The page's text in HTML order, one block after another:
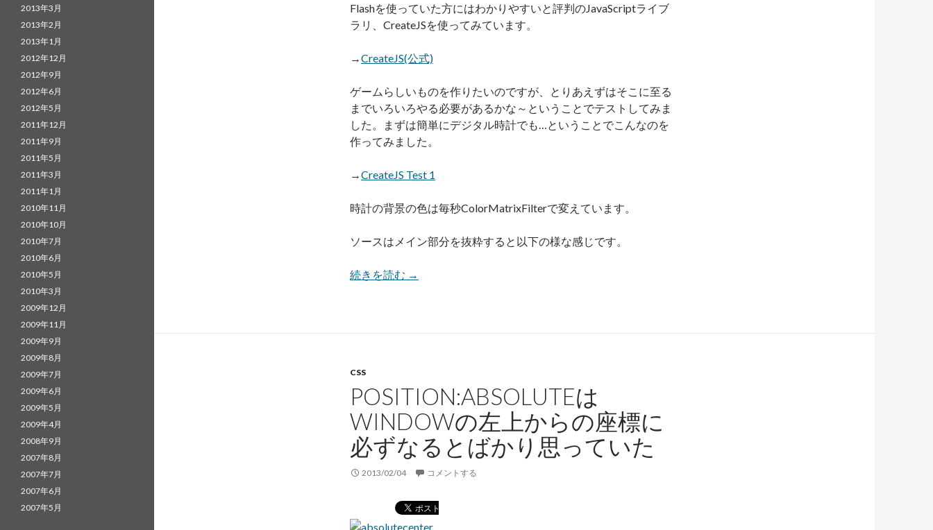
Flashを使っていた方にはわかりやすいと評判のJavaScriptライブ
ラリ、CreateJSを使ってみています。
→CreateJS(公式)
ゲームらしいものを作りたいのですが、とりあえずはそこに至る
までいろいろやる必要があるかな～ということでテストしてみま
した。まずは簡単にデジタル時計でも…ということでこんなのを
作ってみました。
→CreateJS Test 1
時計の背景の色は毎秒ColorMatrixFilterで変えています。
ソースはメイン部分を抜粋すると以下の様な感じです。
続きを読む CreateJSを試す1 とりあえず動かす
→
CSS
POSITION:ABSOLUTEは
WINDOWの左上からの座標に
必ずなるとばかり思っていた
2013/02/04 コメントする
2013年3月
2013年2月
2013年1月
2012年12月
2012年9月
2012年6月
2012年5月
2011年12月
2011年9月
2011年5月
2011年3月
2011年1月
2010年11月
2010年10月
2010年7月
2010年6月
2010年5月
2010年3月
2009年12月
2009年11月
2009年9月
2009年8月
2009年7月
2009年6月
2009年5月
2009年4月
2008年9月
2007年8月
2007年7月
2007年6月
2007年5月